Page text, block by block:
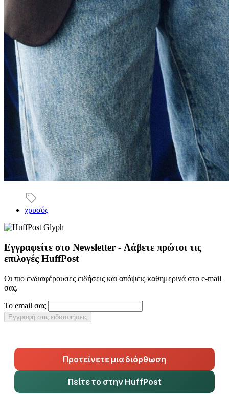
χρυσός
Εγγραφείτε στο Newsletter - Λάβετε πρώτοι τις
επιλογές HuffPost
Οι πιο ενδιαφέρουσες ειδήσεις και απόψεις καθημερινά στο e-mail
σας.
Το email σας
Εγγραφή στις ειδοποιήσεις
Προτείνετε μια διόρθωση
Πείτε το στην HuffPost